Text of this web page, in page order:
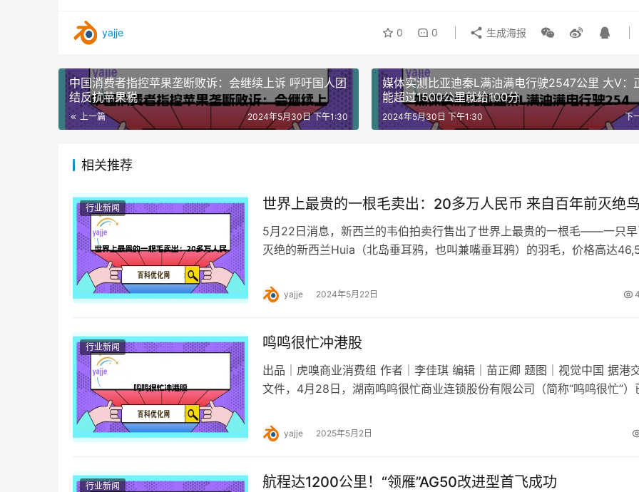
yajje 0 0 生成海报
中国消费者指控苹果垄断败诉：会继续上诉 呼吁国人团
结反抗苹果税
上一篇 2024年5月30日 下午1:30
媒体实测比亚迪秦L满油满电行驶2547公里 大V：
能超过1500公里就给100分
下
2024年5月30日 下午1:30
相关推荐
行业新闻 世界上最贵的一根毛卖出：20多万人民币 来自百年前灭绝
5月22日消息，新西兰的韦伯拍卖行售出了世界上最贵的一根毛——一只
灭绝的新西兰Huia（北岛垂耳鸦，也叫兼嘴垂耳鸦）的羽毛，价格高达
yajje 2024年5月22日
行业新闻 鸣鸣很忙冲港股
出品｜虎嗅商业消费组 作者｜李佳琪 编辑｜苗正卿 题图｜视觉中国 据港
文件，4月28日，湖南鸣鸣很忙商业连锁股份有限公司（简称“鸣鸣很忙”）
yajje 2025年5月2日
行业新闻 航程达1200公里！“领雁”AG50改进型首飞成功